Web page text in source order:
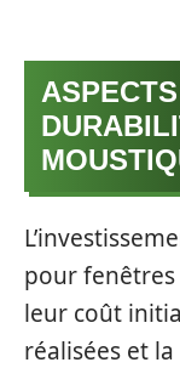
pour
leur coût
réalisées et